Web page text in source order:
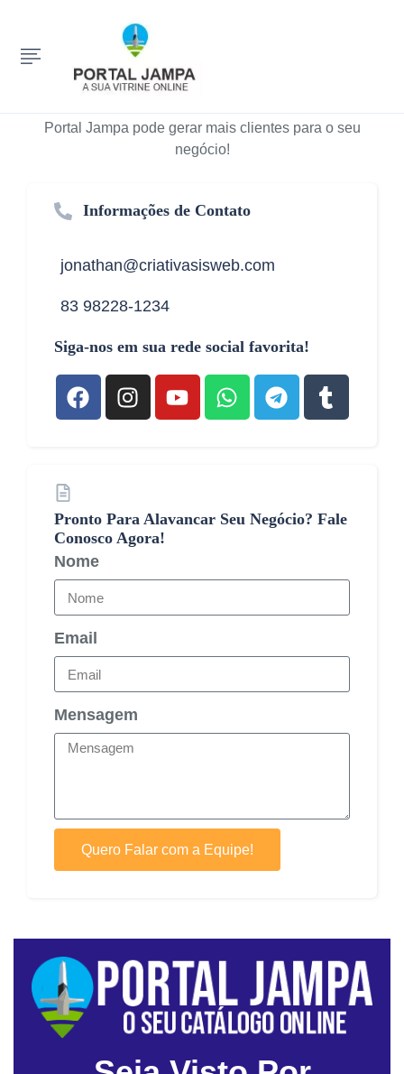
Quer Mais Clientes? Fale Conosco Agora!
Portal Jampa pode gerar mais clientes para o seu
negócio!
Informações de Contato
jonathan@criativasisweb.com
83 98228-1234
Siga-nos em sua rede social favorita!
Pronto Para Alavancar Seu Negócio? Fale
Conosco Agora!
Nome
Email
Mensagem
Quero Falar com a Equipe!